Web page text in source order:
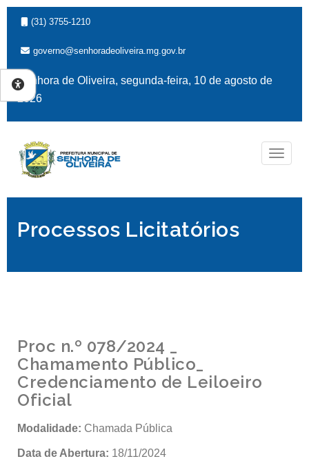
(31) 3755-1210
governo@senhoradeoliveira.mg.gov.br
Senhora de Oliveira, segunda-feira, 10 de agosto de
2026
Processos Licitatórios
Proc n.º 078/2024 _
Chamamento Público_
Credenciamento de Leiloeiro
Oficial
Modalidade: Chamada Pública
Data de Abertura: 18/11/2024